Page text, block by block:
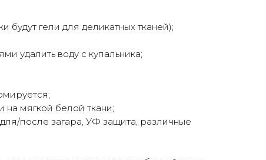
гели для деликатных тканей);
удалить воду с купальника;
мягкой белой ткани;
после загара, УФ защита, различные